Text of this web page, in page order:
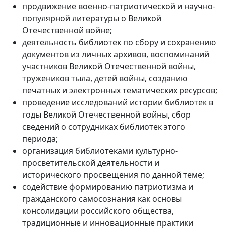
продвижение военно-патриотической и научно-
популярной литературы о Великой
Отечественной войне;
деятельность библиотек по сбору и сохранению
документов из личных архивов, воспоминаний
участников Великой Отечественной войны,
тружеников тыла, детей войны, созданию
печатных и электронных тематических ресурсов;
проведение исследований истории библиотек в
годы Великой Отечественной войны, сбор
сведений о сотрудниках библиотек этого
периода;
организация библиотеками культурно-
просветительской деятельности и
исторического просвещения по данной теме;
содействие формированию патриотизма и
гражданского самосознания как основы
консолидации российского общества,
традиционные и инновационные практики